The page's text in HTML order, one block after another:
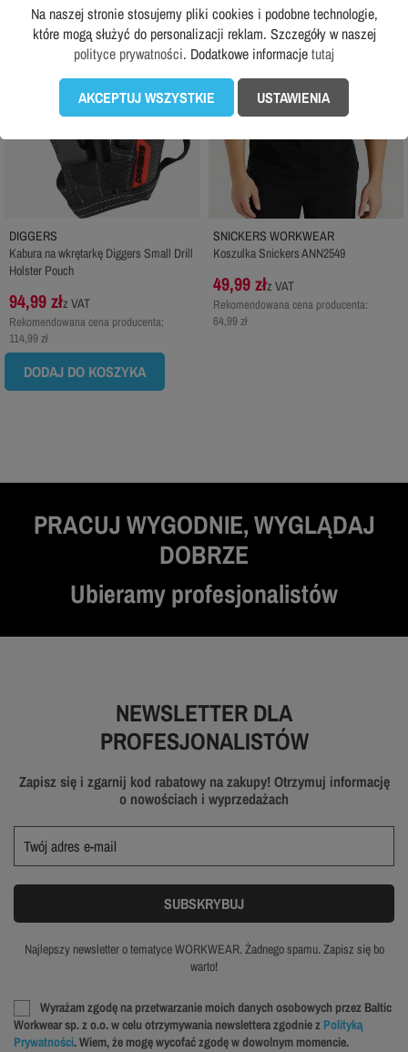
DIGGERS
Kabura na wkrętarkę Diggers Small Drill
Holster Pouch
94,99 złz VAT
Rekomendowana cena producenta:
114,99 zł
DODAJ DO KOSZYKA
SNICKERS WORKWEAR
Koszulka Snickers ANN2549
49,99 złz VAT
Rekomendowana cena producenta:
64,99 zł
PRACUJ WYGODNIE, WYGLĄDAJ
DOBRZE
Ubieramy profesjonalistów
NEWSLETTER DLA
PROFESJONALISTÓW
Zapisz się i zgarnij kod rabatowy na zakupy! Otrzymuj informację
o nowościach i wyprzedażach
Najlepszy newsletter o tematyce WORKWEAR. Żadnego spamu. Zapisz się bo
warto!
Wyrażam zgodę na przetwarzanie moich danych osobowych przez Baltic
Workwear sp. z o.o. w celu otrzymywania newslettera zgodnie z Polityką
Prywatności. Wiem, że mogę wycofać zgodę w dowolnym momencie.
Na naszej stronie stosujemy pliki cookies i podobne technologie,
które mogą służyć do personalizacji reklam. Szczegóły w naszej
polityce prywatności. Dodatkowe informacjetutaj
AKCEPTUJ WSZYSTKIE USTAWIENIA